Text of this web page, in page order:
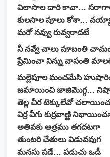
విలాసాల దారి కాచా…
కులసాల పూలు కోశా…
మరో నవ్వు రువ్వరాదటే
నీ నవ్వే చాలు పూబంతి
ప్రేమించా నిన్ను వాసంతి
మల్లెపూల మంచమేసి
జమాయించి జాజిమొగ్గ…
తెల్ల చీర టెక్కులేవో
విర్ర వీగు కుర్రవాణ్ణి
అతివకు ఆత్రము తగదటగా
తుంటరి చేతులు విడువవుగ
మనసు పడే… పడుచు ఒడీ